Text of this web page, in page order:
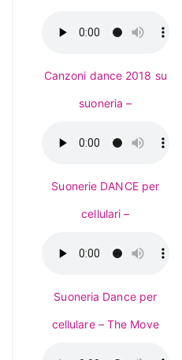
Canzoni dance 2018 su
suoneria –
Suonerie DANCE per
cellulari –
Suoneria Dance per
cellulare – The Move